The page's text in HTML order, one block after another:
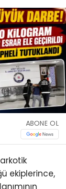
ABONE OL
ekiplerince,